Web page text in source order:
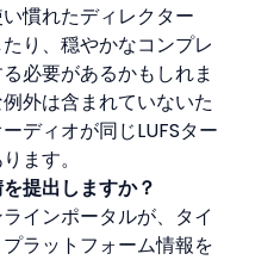
慣れたディレクター
り、穏やかなコンプレ
必要があるかもしれま
外は含まれていないた
ディオが同じLUFSター
ます。
提出しますか？
インポータルが、タイ
ラットフォーム情報を